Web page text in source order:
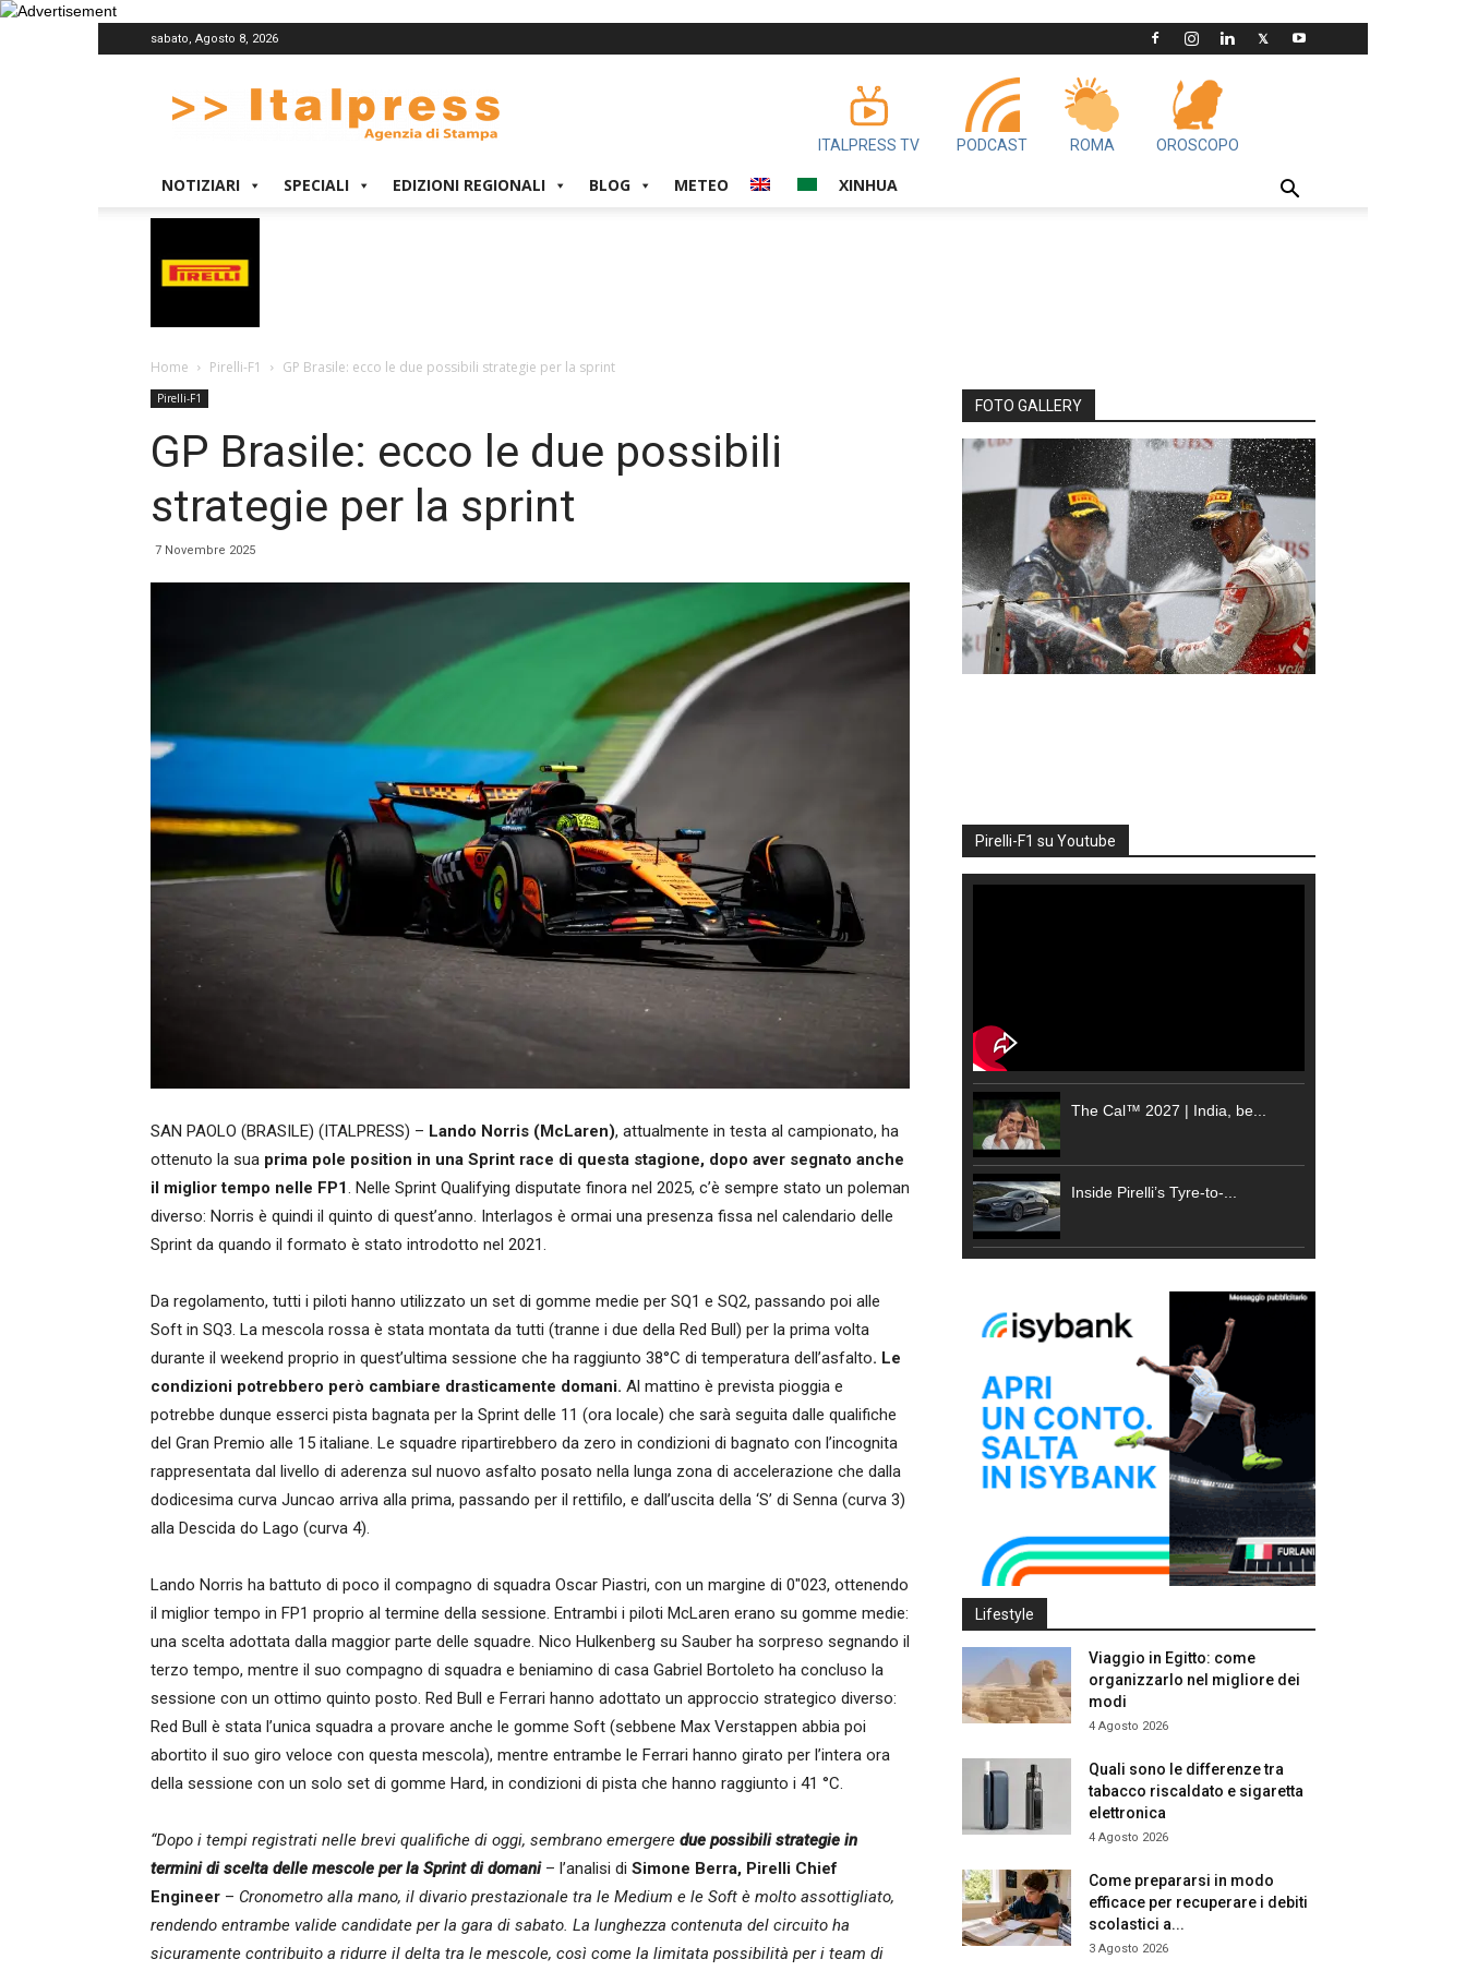
sabato, Agosto 8, 2026
ITALPRESS TV PODCAST ROMA OROSCOPO
NOTIZIARI SPECIALI EDIZIONI REGIONALI BLOG METEO XINHUA
Home Pirelli-F1 GP Brasile: ecco le due possibili strategie per la sprint
Pirelli-F1
GP Brasile: ecco le due possibili
strategie per la sprint
7 Novembre 2025
SAN PAOLO (BRASILE) (ITALPRESS) – Lando Norris (McLaren), attualmente in testa al campionato, ha
ottenuto la sua prima pole position in una Sprint race di questa stagione, dopo aver segnato anche
il miglior tempo nelle FP1. Nelle Sprint Qualifying disputate finora nel 2025, c’è sempre stato un poleman
diverso: Norris è quindi il quinto di quest’anno. Interlagos è ormai una presenza fissa nel calendario delle
Sprint da quando il formato è stato introdotto nel 2021.
Da regolamento, tutti i piloti hanno utilizzato un set di gomme medie per SQ1 e SQ2, passando poi alle
Soft in SQ3. La mescola rossa è stata montata da tutti (tranne i due della Red Bull) per la prima volta
durante il weekend proprio in quest’ultima sessione che ha raggiunto 38°C di temperatura dell’asfalto. Le
condizioni potrebbero però cambiare drasticamente domani. Al mattino è prevista pioggia e
potrebbe dunque esserci pista bagnata per la Sprint delle 11 (ora locale) che sarà seguita dalle qualifiche
del Gran Premio alle 15 italiane. Le squadre ripartirebbero da zero in condizioni di bagnato con l’incognita
rappresentata dal livello di aderenza sul nuovo asfalto posato nella lunga zona di accelerazione che dalla
dodicesima curva Juncao arriva alla prima, passando per il rettifilo, e dall’uscita della ‘S’ di Senna (curva 3)
alla Descida do Lago (curva 4).
Lando Norris ha battuto di poco il compagno di squadra Oscar Piastri, con un margine di 0″023, ottenendo
il miglior tempo in FP1 proprio al termine della sessione. Entrambi i piloti McLaren erano su gomme medie:
una scelta adottata dalla maggior parte delle squadre. Nico Hulkenberg su Sauber ha sorpreso segnando il
terzo tempo, mentre il suo compagno di squadra e beniamino di casa Gabriel Bortoleto ha concluso la
sessione con un ottimo quinto posto. Red Bull e Ferrari hanno adottato un approccio strategico diverso:
Red Bull è stata l’unica squadra a provare anche le gomme Soft (sebbene Max Verstappen abbia poi
abortito il suo giro veloce con questa mescola), mentre entrambe le Ferrari hanno girato per l’intera ora
della sessione con un solo set di gomme Hard, in condizioni di pista che hanno raggiunto i 41 °C.
“Dopo i tempi registrati nelle brevi qualifiche di oggi, sembrano emergere due possibili strategie in
termini di scelta delle mescole per la Sprint di domani– l’analisi di Simone Berra, Pirelli Chief
Engineer – Cronometro alla mano, il divario prestazionale tra le Medium e le Soft è molto assottigliato,
rendendo entrambe valide candidate per la gara di sabato. La lunghezza contenuta del circuito ha
sicuramente contribuito a ridurre il delta tra le mescole, così come la limitata possibilità per i team di
FOTO GALLERY
Pirelli-F1 su Youtube
The Cal™ 2027 | India, be...
Inside Pirelli’s Tyre-to-...
Lifestyle
Viaggio in Egitto: come
organizzarlo nel migliore dei
modi
4 Agosto 2026
Quali sono le differenze tra
tabacco riscaldato e sigaretta
elettronica
4 Agosto 2026
Come prepararsi in modo
efficace per recuperare i debiti
scolastici a...
3 Agosto 2026